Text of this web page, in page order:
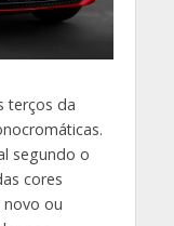
terços da
segundo o
cores
ou